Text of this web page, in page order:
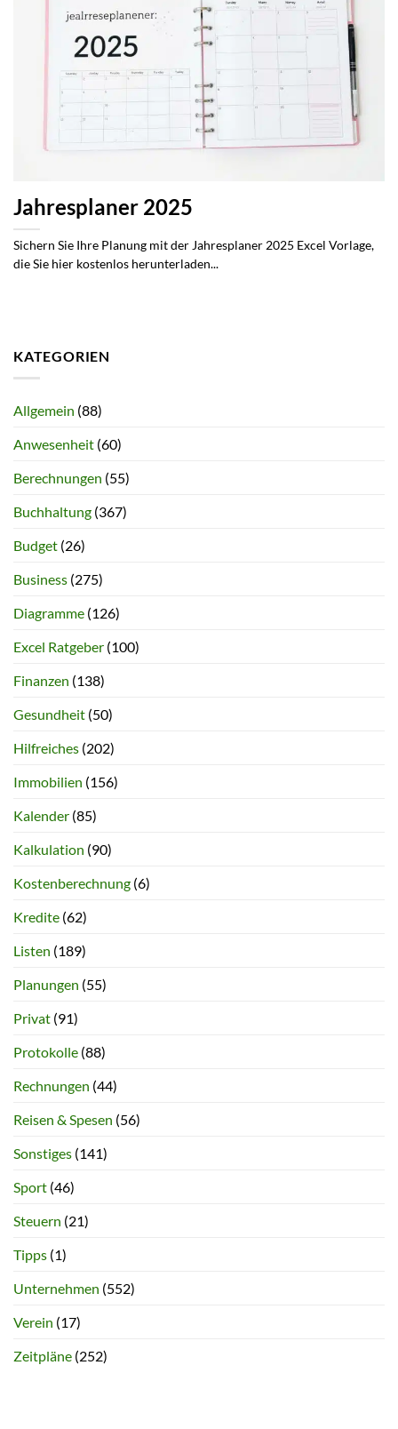
Jahresplaner 2025
Sichern Sie Ihre Planung mit der Jahresplaner 2025 Excel Vorlage,
die Sie hier kostenlos herunterladen...
KATEGORIEN
Allgemein (88)
Anwesenheit (60)
Berechnungen (55)
Buchhaltung (367)
Budget (26)
Business (275)
Diagramme (126)
Excel Ratgeber (100)
Finanzen (138)
Gesundheit (50)
Hilfreiches (202)
Immobilien (156)
Kalender (85)
Kalkulation (90)
Kostenberechnung (6)
Kredite (62)
Listen (189)
Planungen (55)
Privat (91)
Protokolle (88)
Rechnungen (44)
Reisen & Spesen (56)
Sonstiges (141)
Sport (46)
Steuern (21)
Tipps (1)
Unternehmen (552)
Verein (17)
Zeitpläne (252)